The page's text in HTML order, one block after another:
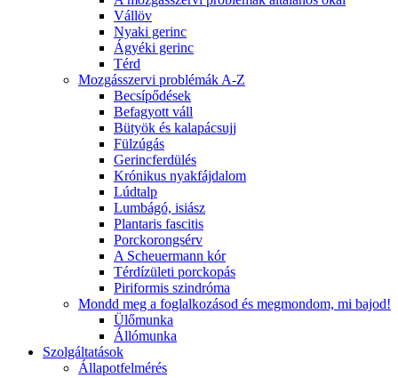
Vállöv
Nyaki gerinc
Ágyéki gerinc
Térd
Mozgásszervi problémák A-Z
Becsípődések
Befagyott váll
Bütyök és kalapácsujj
Fülzúgás
Gerincferdülés
Krónikus nyakfájdalom
Lúdtalp
Lumbágó, isiász
Plantaris fascitis
Porckorongsérv
A Scheuermann kór
Térdízületi porckopás
Piriformis szindróma
Mondd meg a foglalkozásod és megmondom, mi bajod!
Ülőmunka
Állómunka
Szolgáltatások
Állapotfelmérés